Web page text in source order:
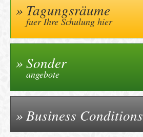
Tagungsräume
fuer Ihre Schulung hier
Sonder
angebote
Business Conditions